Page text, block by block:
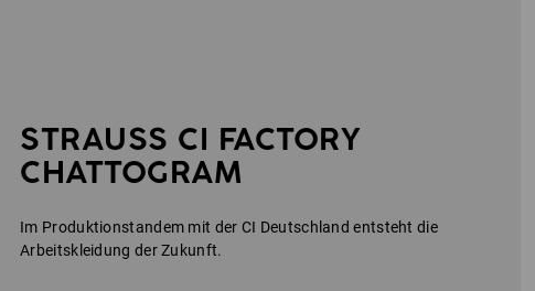
STRAUSS CI FACTORY
CHATTOGRAM
Im Produktionstandem mit der CI Deutschland entsteht die
Arbeitskleidung der Zukunft.